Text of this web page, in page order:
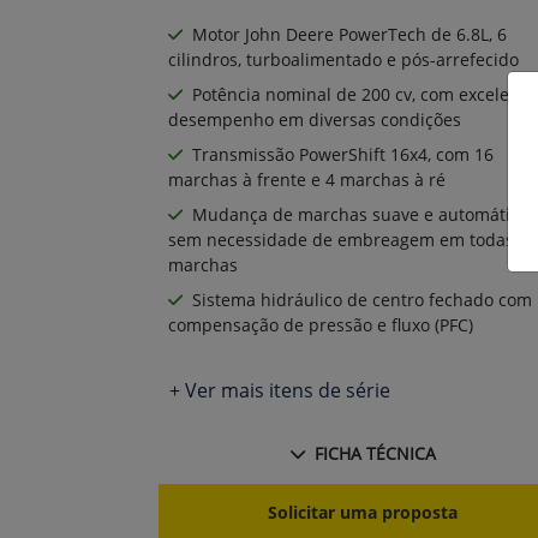
Motor John Deere PowerTech de 6.8L, 6
cilindros, turboalimentado e pós-arrefecido
Potência nominal de 200 cv, com excelente
desempenho em diversas condições
Transmissão PowerShift 16x4, com 16
marchas à frente e 4 marchas à ré
Mudança de marchas suave e automática,
sem necessidade de embreagem em todas as
marchas
Sistema hidráulico de centro fechado com
compensação de pressão e fluxo (PFC)
+ Ver mais itens de série
FICHA TÉCNICA
Solicitar uma proposta